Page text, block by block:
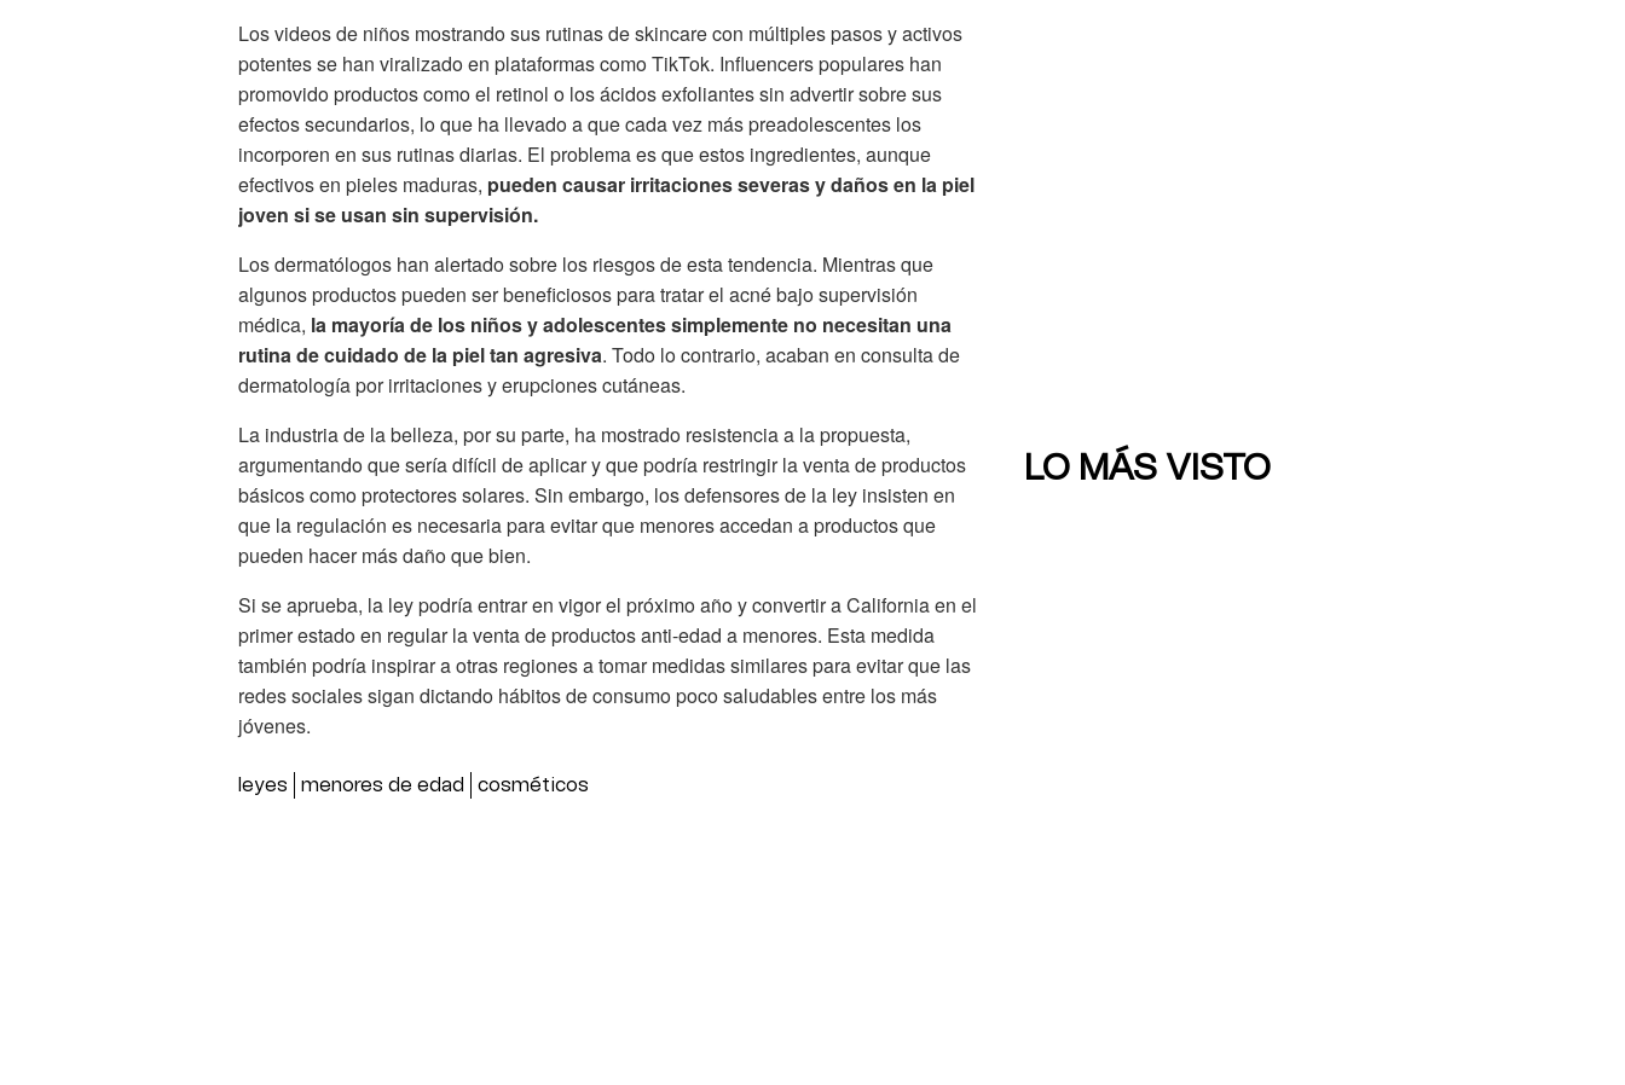
Los videos de niños mostrando sus rutinas de skincare con múltiples pasos y activos
potentes se han viralizado en plataformas como TikTok. Influencers populares han
promovido productos como el retinol o los ácidos exfoliantes sin advertir sobre sus
efectos secundarios, lo que ha llevado a que cada vez más preadolescentes los
incorporen en sus rutinas diarias. El problema es que estos ingredientes, aunque
efectivos en pieles maduras, pueden causar irritaciones severas y daños en la piel
joven si se usan sin supervisión.
Los dermatólogos han alertado sobre los riesgos de esta tendencia. Mientras que
algunos productos pueden ser beneficiosos para tratar el acné bajo supervisión
médica, la mayoría de los niños y adolescentes simplemente no necesitan una
rutina de cuidado de la piel tan agresiva. Todo lo contrario, acaban en consulta de
dermatología por irritaciones y erupciones cutáneas.
La industria de la belleza, por su parte, ha mostrado resistencia a la propuesta,
argumentando que sería difícil de aplicar y que podría restringir la venta de productos
básicos como protectores solares. Sin embargo, los defensores de la ley insisten en
que la regulación es necesaria para evitar que menores accedan a productos que
pueden hacer más daño que bien.
Si se aprueba, la ley podría entrar en vigor el próximo año y convertir a California en el
primer estado en regular la venta de productos anti-edad a menores. Esta medida
también podría inspirar a otras regiones a tomar medidas similares para evitar que las
redes sociales sigan dictando hábitos de consumo poco saludables entre los más
jóvenes.
leyes menores de edad cosméticos
LO MÁS VISTO